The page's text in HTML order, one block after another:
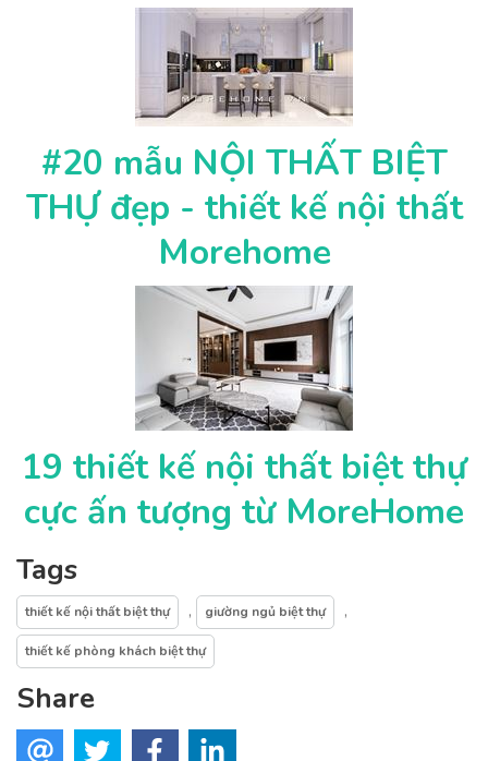
#20 mẫu NỘI THẤT BIỆT
THỰ đẹp - thiết kế nội thất
Morehome
19 thiết kế nội thất biệt thự
cực ấn tượng từ MoreHome
Tags
thiết kế nội thất biệt thự , giường ngủ biệt thự ,
thiết kế phòng khách biệt thự
Share